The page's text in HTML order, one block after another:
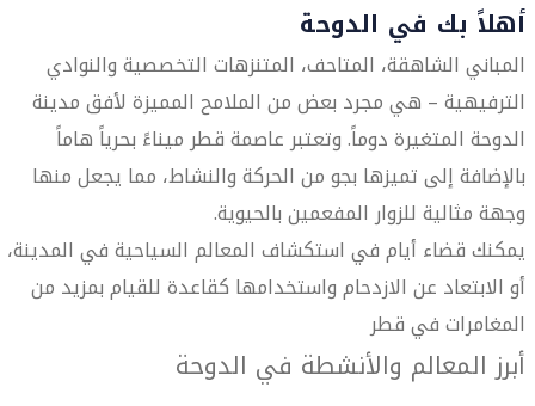
أهلاً بك في الدوحة
المباني الشاهقة، المتاحف، المتنزهات التخصصية والنوادي
الترفيهية – هي مجرد بعض من الملامح المميزة لأفق مدينة
الدوحة المتغيرة دوماً. وتعتبر عاصمة قطر ميناءً بحرياً هاماً
بالإضافة إلى تميزها بجو من الحركة والنشاط، مما يجعل منها
وجهة مثالية للزوار المفعمين بالحيوية.
يمكنك قضاء أيام في استكشاف المعالم السياحية في المدينة،
أو الابتعاد عن الازدحام واستخدامها كقاعدة للقيام بمزيد من
المغامرات في قطر
أبرز المعالم والأنشطة في الدوحة